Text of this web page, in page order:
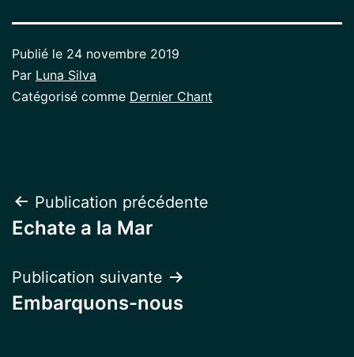
Publié le 24 novembre 2019
Par Luna Silva
Catégorisé comme Dernier Chant
Navigation
de
l’article
Publication précédente
Echate a la Mar
Publication suivante
Embarquons-nous